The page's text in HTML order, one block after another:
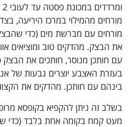
ומרדדים במכונת פסטה עד לעובי 2 ממ.
מורחים מהמילוי במרכז היריעה,
מורחים עם מברשת מים (כדי
את הבצק. מהדקים טוב ומוציאים
עם חותכן מנוסר, חותכים את הבצק
בעזרת האצבע יוצרים גבעות של
בינהם עם חותכן. מהדקים את
בשלב זה ניתן להקפיא בקופסא
מעט קמח בקומה אחת בלבד (כדי